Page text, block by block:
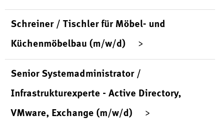
Schreiner / Tischler für Möbel- und
Küchenmöbelbau (m/w/d)
Senior Systemadministrator /
Infrastrukturexperte - Active Directory,
VMware, Exchange (m/w/d)